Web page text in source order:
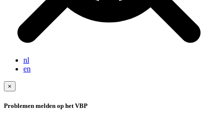
nl
en
×
Problemen melden op het VBP